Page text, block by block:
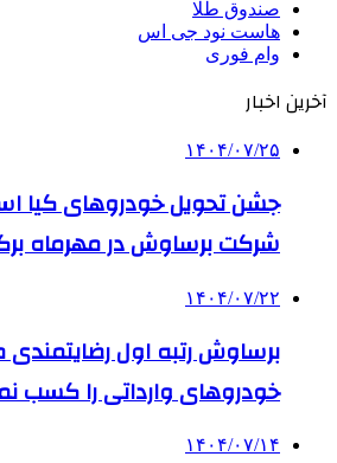
صندوق طلا
هاست نود جی اس
وام فوری
آخرین اخبار
۱۴۰۴/۰۷/۲۵
جشن تحویل خودروهای کیا
شرکت برساوش در مهرماه
۱۴۰۴/۰۷/۲۲
برساوش رتبه اول
خودروهای وارداتی را کسب
۱۴۰۴/۰۷/۱۴